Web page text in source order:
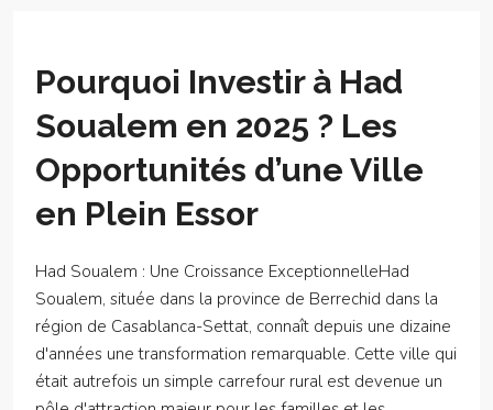
Pourquoi Investir à Had
Soualem en 2025 ? Les
Opportunités d’une Ville
en Plein Essor
Had Soualem : Une Croissance ExceptionnelleHad
Soualem, située dans la province de Berrechid dans la
région de Casablanca-Settat, connaît depuis une dizaine
d'années une transformation remarquable. Cette ville qui
était autrefois un simple carrefour rural est devenue un